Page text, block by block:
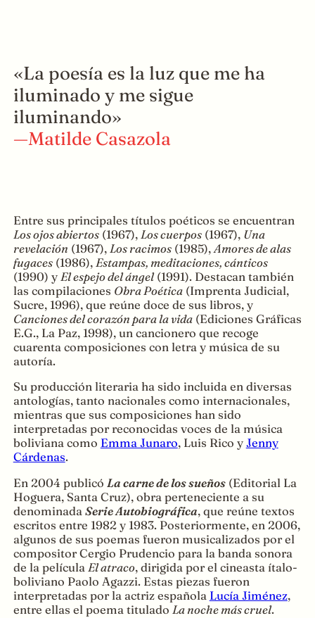
«La poesía es la luz que me ha
iluminado y me sigue
iluminando»
—Matilde Casazola
Entre sus principales títulos poéticos se encuentran
Los ojos abiertos(1967), Los cuerpos(1967), Una
revelación (1967), Los racimos(1985), Amores de alas
fugaces(1986), Estampas, meditaciones, cánticos
(1990) y El espejo del ángel(1991). Destacan también
las compilaciones Obra Poética(Imprenta Judicial,
Sucre, 1996), que reúne doce de sus libros, y
Canciones del corazón para la vida(Ediciones Gráficas
E.G., La Paz, 1998), un cancionero que recoge
cuarenta composiciones con letra y música de su
autoría.
Su producción literaria ha sido incluida en diversas
antologías, tanto nacionales como internacionales,
mientras que sus composiciones han sido
interpretadas por reconocidas voces de la música
boliviana como Emma Junaro, Luis Rico y Jenny
Cárdenas.
En 2004 publicó La carne de los sueños(Editorial La
Hoguera, Santa Cruz), obra perteneciente a su
denominada Serie Autobiográfica, que reúne textos
escritos entre 1982 y 1983. Posteriormente, en 2006,
algunos de sus poemas fueron musicalizados por el
compositor Cergio Prudencio para la banda sonora
de la película El atraco, dirigida por el cineasta ítalo-
boliviano Paolo Agazzi. Estas piezas fueron
interpretadas por la actriz española Lucía Jiménez,
entre ellas el poema titulado La noche más cruel.